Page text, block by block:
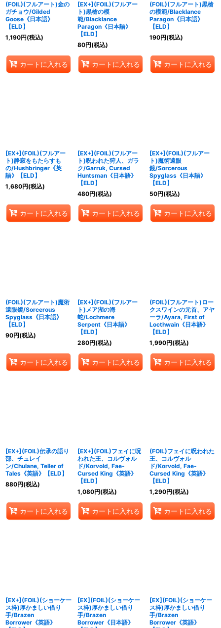
(FOIL)(フルアート)金の
ガチョウ/Gilded
Goose《日本語》
【ELD】
1,190円(税込)
カートに入れる
[EX+](FOIL)(フルアー
ト)黒槍の模
範/Blacklance
Paragon《日本語》
【ELD】
80円(税込)
カートに入れる
(FOIL)(フルアート)黒槍
の模範/Blacklance
Paragon《日本語》
【ELD】
190円(税込)
カートに入れる
[EX+](FOIL)(フルアー
ト)静寂をもたらすも
の/Hushbringer《英
語》【ELD】
1,680円(税込)
カートに入れる
[EX+](FOIL)(フルアー
ト)呪われた狩人、ガラ
ク/Garruk, Cursed
Huntsman《日本語》
【ELD】
480円(税込)
カートに入れる
[EX+](FOIL)(フルアー
ト)魔術遠眼
鏡/Sorcerous
Spyglass《日本語》
【ELD】
50円(税込)
カートに入れる
(FOIL)(フルアート)魔術
遠眼鏡/Sorcerous
Spyglass《日本語》
【ELD】
90円(税込)
カートに入れる
[EX+](FOIL)(フルアー
ト)メア湖の海
蛇/Lochmere
Serpent《日本語》
【ELD】
280円(税込)
カートに入れる
(FOIL)(フルアート)ロー
クスワインの元首、アヤ
ーラ/Ayara, First of
Locthwain《日本語》
【ELD】
1,990円(税込)
カートに入れる
[EX+](FOIL)伝承の語り
部、チュレイ
ン/Chulane, Teller of
Tales《英語》【ELD】
880円(税込)
カートに入れる
[EX+](FOIL)フェイに呪
われた王、コルヴォル
ド/Korvold, Fae-
Cursed King《英語》
【ELD】
1,080円(税込)
カートに入れる
(FOIL)フェイに呪われた
王、コルヴォル
ド/Korvold, Fae-
Cursed King《英語》
【ELD】
1,290円(税込)
カートに入れる
[EX+](FOIL)(ショーケー
ス枠)厚かましい借り
手/Brazen
Borrower《英語》
[EX](FOIL)(ショーケー
ス枠)厚かましい借り
手/Brazen
Borrower《日本語》
[EX](FOIL)(ショーケー
ス枠)厚かましい借り
手/Brazen
Borrower《英語》